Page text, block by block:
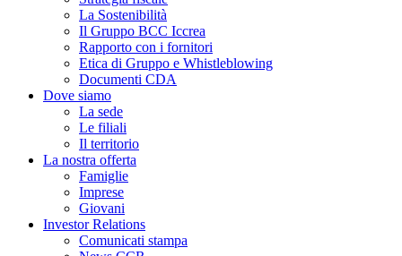
La Sostenibilità
Il Gruppo BCC Iccrea
Rapporto con i fornitori
Etica di Gruppo e Whistleblowing
Documenti CDA
Dove siamo
La sede
Le filiali
Il territorio
La nostra offerta
Famiglie
Imprese
Giovani
Investor Relations
Comunicati stampa